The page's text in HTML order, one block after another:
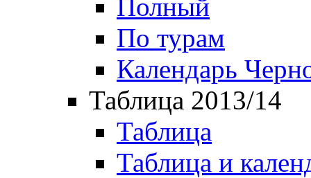
Полный
По турам
Календарь
Таблица 2013/14
Таблица
Таблица и